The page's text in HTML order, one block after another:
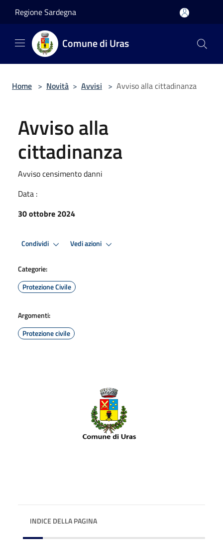
Regione Sardegna
Comune di Uras
Home > Novità > Avvisi > Avviso alla cittadinanza
Avviso alla
cittadinanza
Avviso censimento danni
Data :
30 ottobre 2024
Condividi Vedi azioni
Categorie:
Protezione Civile
Argomenti:
Protezione civile
INDICE DELLA PAGINA